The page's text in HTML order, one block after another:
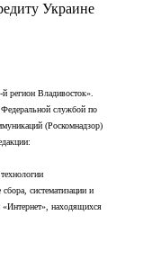
Украине
регион Владивосток».
службой по
(Роскомнадзор)
систематизации и
«Интернет», находящихся